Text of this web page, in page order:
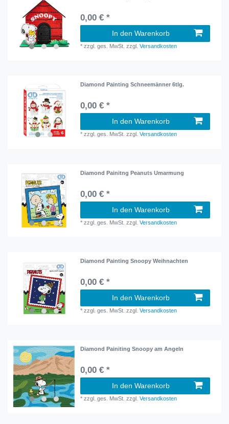
0,00 € *
In den Warenkorb
*zzgl. ges. MwSt. zzgl.Versandkosten
Diamond Painting Schneemänner 6tlg.
0,00 € *
In den Warenkorb
*zzgl. ges. MwSt. zzgl.Versandkosten
Diamond Painitng Peanuts Umarmung
0,00 € *
In den Warenkorb
*zzgl. ges. MwSt. zzgl.Versandkosten
Diamond Painting Snoopy Weihnachten
0,00 € *
In den Warenkorb
*zzgl. ges. MwSt. zzgl.Versandkosten
Diamond Painiting Snoopy am Angeln
0,00 € *
In den Warenkorb
*zzgl. ges. MwSt. zzgl.Versandkosten